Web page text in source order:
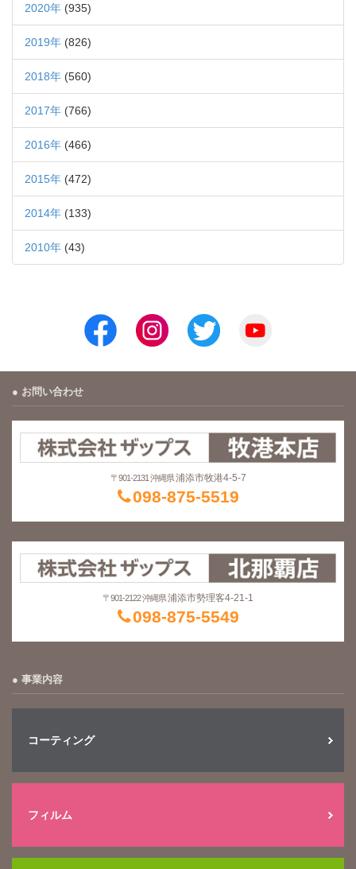
2020年 (935)
2019年 (826)
2018年 (560)
2017年 (766)
2016年 (466)
2015年 (472)
2014年 (133)
2010年 (43)
お問い合わせ
〒901-2131 沖縄県 浦添市牧港4-5-7
098-875-5519
〒901-2122 沖縄県浦添市勢理客4-21-1
098-875-5549
事業内容
コーティング
フィルム